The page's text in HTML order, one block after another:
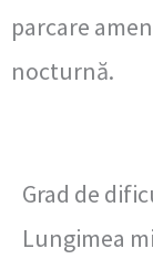
parcare
nocturnă.
Grad de
Lungimea